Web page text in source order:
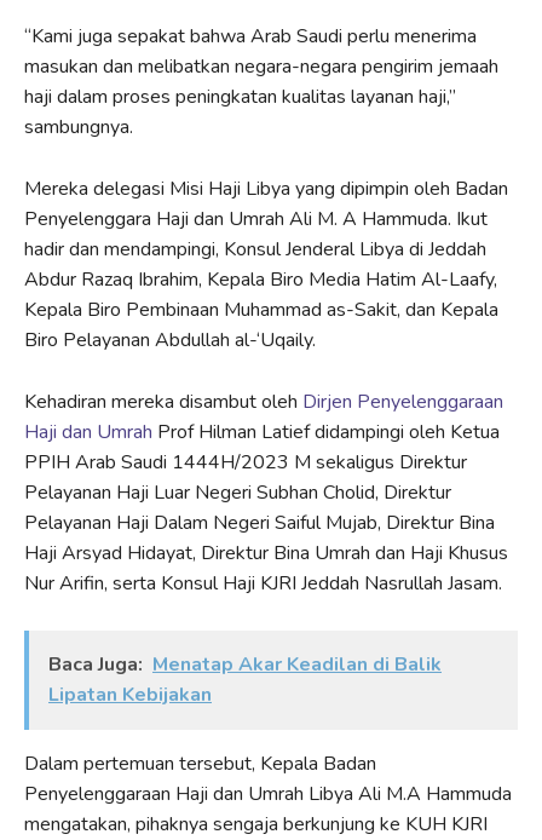
“Kami juga sepakat bahwa Arab Saudi perlu menerima
masukan dan melibatkan negara-negara pengirim jemaah
haji dalam proses peningkatan kualitas layanan haji,”
sambungnya.
Mereka delegasi Misi Haji Libya yang dipimpin oleh Badan
Penyelenggara Haji dan Umrah Ali M. A Hammuda. Ikut
hadir dan mendampingi, Konsul Jenderal Libya di Jeddah
Abdur Razaq Ibrahim, Kepala Biro Media Hatim Al-Laafy,
Kepala Biro Pembinaan Muhammad as-Sakit, dan Kepala
Biro Pelayanan Abdullah al-‘Uqaily.
Kehadiran mereka disambut oleh Dirjen Penyelenggaraan
Haji dan Umrah Prof Hilman Latief didampingi oleh Ketua
PPIH Arab Saudi 1444H/2023 M sekaligus Direktur
Pelayanan Haji Luar Negeri Subhan Cholid, Direktur
Pelayanan Haji Dalam Negeri Saiful Mujab, Direktur Bina
Haji Arsyad Hidayat, Direktur Bina Umrah dan Haji Khusus
Nur Arifin, serta Konsul Haji KJRI Jeddah Nasrullah Jasam.
Baca Juga: Menatap Akar Keadilan di Balik
Lipatan Kebijakan
Dalam pertemuan tersebut, Kepala Badan
Penyelenggaraan Haji dan Umrah Libya Ali M.A Hammuda
mengatakan, pihaknya sengaja berkunjung ke KUH KJRI